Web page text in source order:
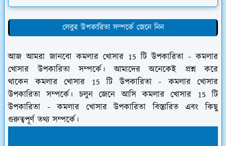
লেবুর উপকারিতা সম্পর্কে জেনে নিন
আজ আমরা জানবো কমলার খোসার 15 টি উপকারিতা - কমলার
খোসার উপকারিতা সম্পর্কে। আমাদের অনেকেই প্রশ্ন করে
থাকেন কমলার খোসার 15 টি উপকারিতা - কমলার খোসার
উপকারিতা সম্পর্কে। চলুন জেনে আসি কমলার খোসার 15 টি
উপকারিতা - কমলার খোসার উপকারিতা বিস্তারিত এবং কিছু
গুরুত্বপূর্ণ তথ্য সম্পর্কে।